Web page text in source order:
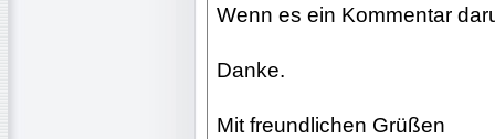
Wenn es ein Kommentar
Danke.
Mit freundlichen Grüßen